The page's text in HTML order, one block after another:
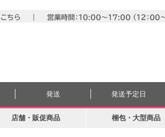
発送 発送予定日
店舗・販促商品 梱包・大型商品